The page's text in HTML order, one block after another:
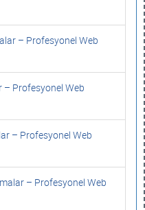
– Profesyonel Web
– Profesyonel Web
– Profesyonel Web
– Profesyonel Web